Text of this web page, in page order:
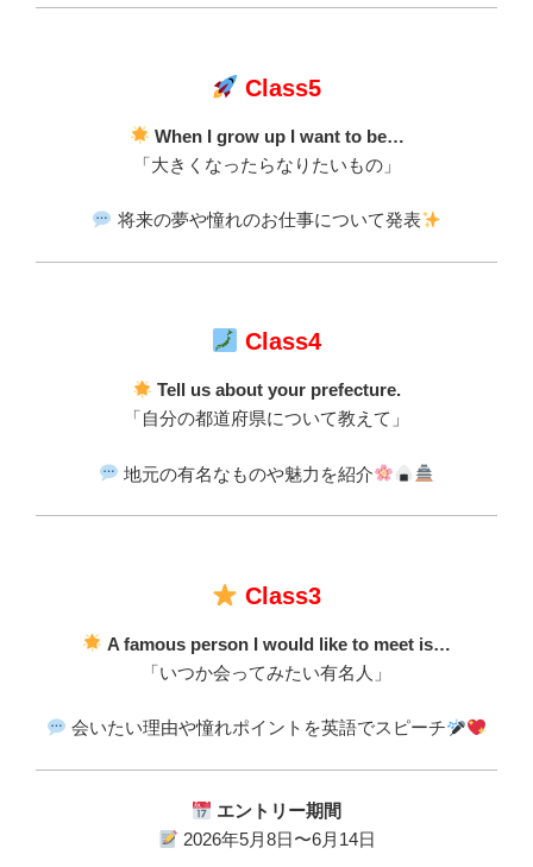
Class5
When I grow up I want to be…
「大きくなったらなりたいもの」
将来の夢や憧れのお仕事について発表
Class4
Tell us about your prefecture.
「自分の都道府県について教えて」
地元の有名なものや魅力を紹介
Class3
A famous person I would like to meet is…
「いつか会ってみたい有名人」
会いたい理由や憧れポイントを英語でスピーチ
エントリー期間
2026年5月8日〜6月14日